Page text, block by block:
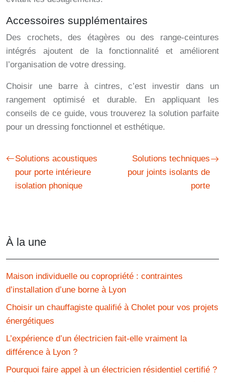
Accessoires supplémentaires
Des crochets, des étagères ou des range-ceintures
intégrés ajoutent de la fonctionnalité et améliorent
l’organisation de votre dressing.
Choisir une barre à cintres, c’est investir dans un
rangement optimisé et durable. En appliquant les
conseils de ce guide, vous trouverez la solution parfaite
pour un dressing fonctionnel et esthétique.
Solutions acoustiques
pour porte intérieure
isolation phonique
Solutions techniques
pour joints isolants de
porte
À la une
Maison individuelle ou copropriété : contraintes
d’installation d’une borne à Lyon
Choisir un chauffagiste qualifié à Cholet pour vos projets
énergétiques
L’expérience d’un électricien fait-elle vraiment la
différence à Lyon ?
Pourquoi faire appel à un électricien résidentiel certifié ?